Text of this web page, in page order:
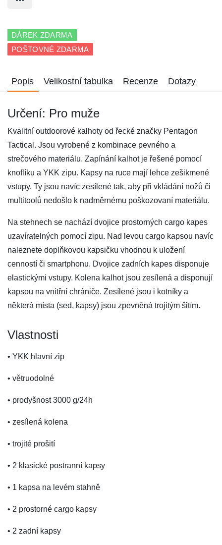
DÁREK ZDARMA
POŠTOVNÉ ZDARMA
Popis Velikostní tabulka Recenze Dotazy
Určení: Pro muže
Kvalitní outdoorové kalhoty od řecké značky Pentagon
Tactical. Jsou vyrobené z kombinace pevného a
strečového materiálu. Zapínání kalhot je řešené pomocí
knoflíku a YKK zipu. Kapsy na ruce mají lehce zešikmené
vstupy. Ty jsou navíc zesílené tak, aby při vkládání nožů či
multitoolů nedošlo k nadměrnému poškozovaní materiálu.
Na stehnech se nachází dvojice prostorných cargo kapes
uzavíratelných pomocí zipu. Nad levou cargo kapsou navíc
naleznete doplňkovou kapsičku vhodnou k uložení
cenností či smartphonu. Dvojice zadních kapes disponuje
elastickými vstupy. Kolena kalhot jsou zesílená a disponují
kapsou na vnitřní chrániče. Zesílené jsou i kotníky a
některá místa (sed, kapsy) jsou zpevněná trojitým šitím.
Vlastnosti
• YKK hlavní zip
• větruodolné
• prodyšnost 3000 g/24h
• zesílená kolena
• trojité prošití
• 2 klasické postranní kapsy
• 1 kapsa na levém stahně
• 2 prostorné cargo kapsy
• 2 zadní kapsy